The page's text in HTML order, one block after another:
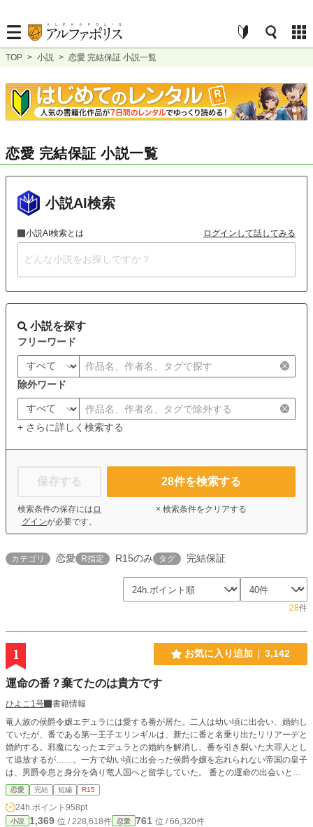
TOP > 小説 > 恋愛 完結保証 小説一覧
恋愛 完結保証 小説一覧
小説AI検索
小説AI検索とは ログインして話してみる
小説を探す
フリーワード
除外ワード
+ さらに詳しく検索する
保存する
検索条件の保存には ロ
グインが必要です。
28件を検索する
× 検索条件をクリアする
カテゴリ 恋愛 R指定 R15のみ タグ 完結保証
28件
1 お気に入り追加 3,142
運命の番？棄てたのは貴方です
ひよこ1号
書籍情報
竜人族の侯爵令嬢エデュラには愛する番が居た。二人は幼い頃に出会い、婚約し
ていたが、番である第一王子エリンギルは、新たに番と名乗り出たリリアーデと
婚約する。邪魔になったエデュラとの婚約を解消し、番を引き裂いた大罪人とし
て追放するが……。一方で幼い頃に出会った侯爵令嬢を忘れられない帝国の皇子
は、男爵令息と身分を偽り竜人国へと留学していた。 番との運命の出会いと別
離の物語。番でない人々の貫く愛。 ※自己設定満載ですので気を付けてくださ
い。 ※性描写はないですが、一線を越える個所もあります ※多少の残酷表現あ
ります。 以上２点からセルフレイティング
恋愛 完結 短編 R15
24h.ポイント 958pt
小説 1,369 位 / 228,618件 恋愛 761 位 / 66,320件